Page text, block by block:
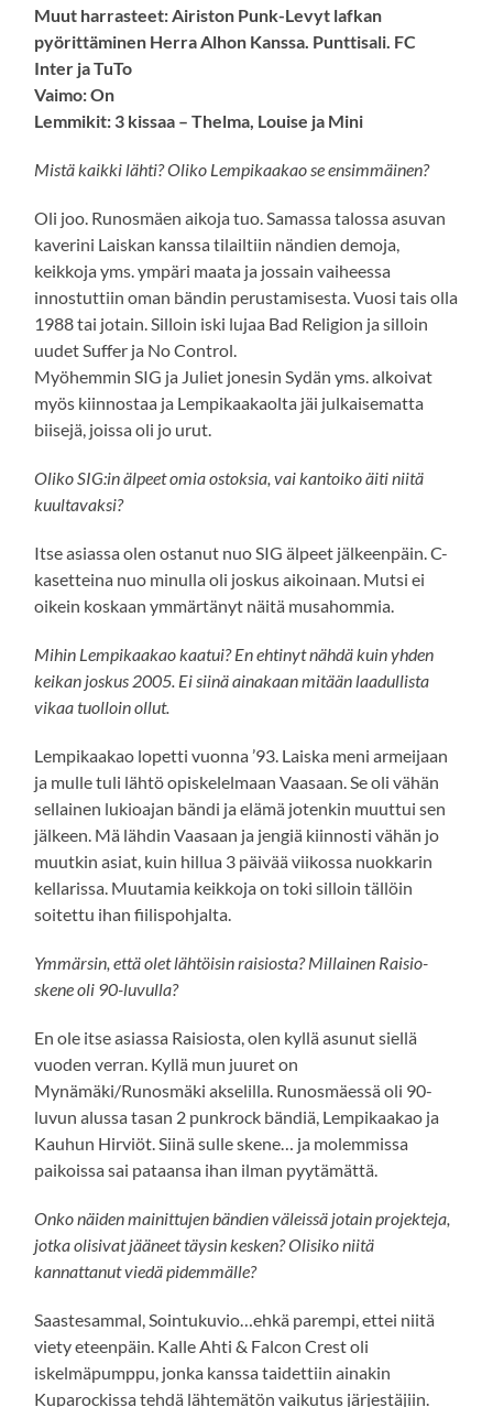
Muut harrasteet: Airiston Punk-Levyt lafkan
pyörittäminen Herra Alhon Kanssa. Punttisali. FC
Inter ja TuTo
Vaimo: On
Lemmikit: 3 kissaa – Thelma, Louise ja Mini
Mistä kaikki lähti? Oliko Lempikaakao se ensimmäinen?
Oli joo. Runosmäen aikoja tuo. Samassa talossa asuvan
kaverini Laiskan kanssa tilailtiin nändien demoja,
keikkoja yms. ympäri maata ja jossain vaiheessa
innostuttiin oman bändin perustamisesta. Vuosi tais olla
1988 tai jotain. Silloin iski lujaa Bad Religion ja silloin
uudet Suffer ja No Control.
Myöhemmin SIG ja Juliet jonesin Sydän yms. alkoivat
myös kiinnostaa ja Lempikaakaolta jäi julkaisematta
biisejä, joissa oli jo urut.
Oliko SIG:in älpeet omia ostoksia, vai kantoiko äiti niitä
kuultavaksi?
Itse asiassa olen ostanut nuo SIG älpeet jälkeenpäin. C-
kasetteina nuo minulla oli joskus aikoinaan. Mutsi ei
oikein koskaan ymmärtänyt näitä musahommia.
Mihin Lempikaakao kaatui? En ehtinyt nähdä kuin yhden
keikan joskus 2005. Ei siinä ainakaan mitään laadullista
vikaa tuolloin ollut.
Lempikaakao lopetti vuonna ’93. Laiska meni armeijaan
ja mulle tuli lähtö opiskelelmaan Vaasaan. Se oli vähän
sellainen lukioajan bändi ja elämä jotenkin muuttui sen
jälkeen. Mä lähdin Vaasaan ja jengiä kiinnosti vähän jo
muutkin asiat, kuin hillua 3 päivää viikossa nuokkarin
kellarissa. Muutamia keikkoja on toki silloin tällöin
soitettu ihan fiilispohjalta.
Ymmärsin, että olet lähtöisin raisiosta? Millainen Raisio-
skene oli 90-luvulla?
En ole itse asiassa Raisiosta, olen kyllä asunut siellä
vuoden verran. Kyllä mun juuret on
Mynämäki/Runosmäki akselilla. Runosmäessä oli 90-
luvun alussa tasan 2 punkrock bändiä, Lempikaakao ja
Kauhun Hirviöt. Siinä sulle skene… ja molemmissa
paikoissa sai pataansa ihan ilman pyytämättä.
Onko näiden mainittujen bändien väleissä jotain projekteja,
jotka olisivat jääneet täysin kesken? Olisiko niitä
kannattanut viedä pidemmälle?
Saastesammal, Sointukuvio…ehkä parempi, ettei niitä
viety eteenpäin. Kalle Ahti & Falcon Crest oli
iskelmäpumppu, jonka kanssa taidettiin ainakin
Kuparockissa tehdä lähtemätön vaikutus järjestäjiin.